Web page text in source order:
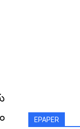
EPAPER